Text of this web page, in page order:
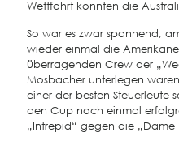
Wettfahrt konnten die
So war es zwar spannend,
wieder einmal die
überragenden Crew der
Mosbacher unterlegen
einer der besten Steuerleute
den Cup noch einmal
„Intrepid“ gegen die „Dame